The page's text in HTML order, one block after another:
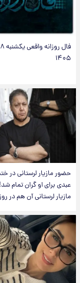
۱۴۰۵
حضور مازیار لرستانی در
عبدی برای او گران تمام
مازیار لرستانی آن هم در